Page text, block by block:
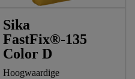
Sika
FastFix®-135
Color D
Hoogwaardige